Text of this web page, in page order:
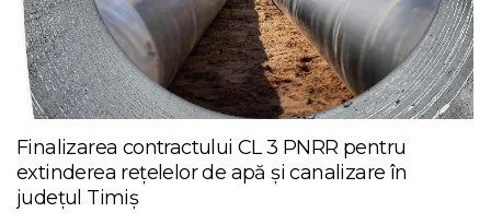
Finalizarea contractului CL 3 PNRR pentru
extinderea rețelelor de apă și canalizare în
județul Timiș